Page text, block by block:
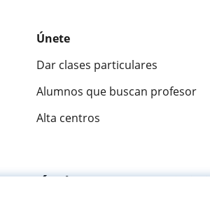
Únete
Dar clases particulares
Alumnos que buscan profesor
Alta centros
Fantástica 9,5/10